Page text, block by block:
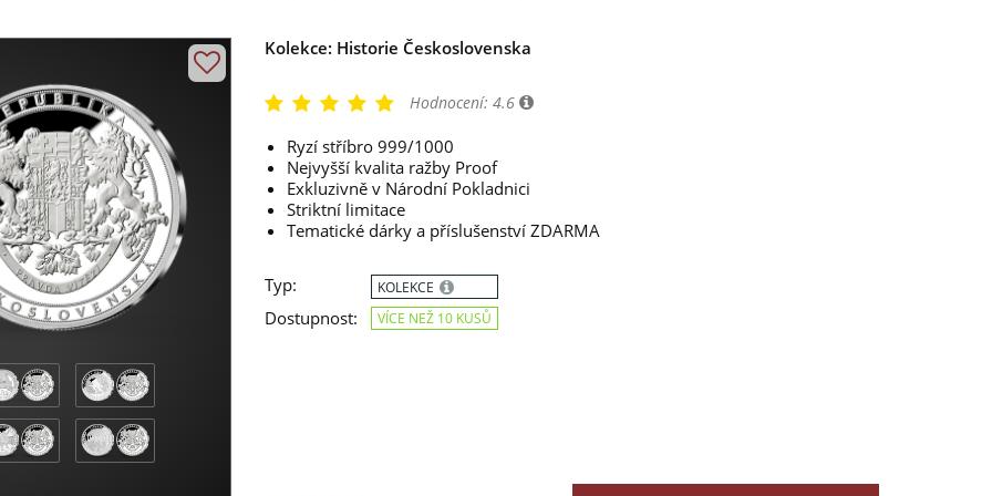
Kolekce: Historie Československa
Hodnocení: 4.6
Ryzí stříbro 999/1000
Nejvyšší kvalita ražby Proof
Exkluzivně v Národní Pokladnici
Striktní limitace
Tematické dárky a příslušenství ZDARMA
Typ:
Dostupnost:
KOLEKCE
VÍCE NEŽ 10 KUSŮ